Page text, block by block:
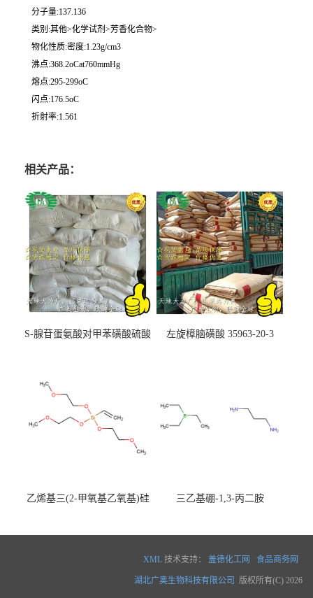
分子量:137.136
类别:其他>化学试剂>芳香化合物>
物化性质:密度:1.23g/cm3
沸点:368.2oCat760mmHg
熔点:295-299oC
闪点:176.5oC
折射率:1.561
相关产品：
S-腺苷蛋氨酸对甲苯磺酸硫酸
左旋樟脑磺酸 35963-20-3
乙烯基三(2-甲氧基乙氧基)硅
三乙基硼-1,3-丙二胺
XML 技术支持： 盖德化工网 食品商务网
湖北广奥生物科技有限公司 版权所有(C) 2026